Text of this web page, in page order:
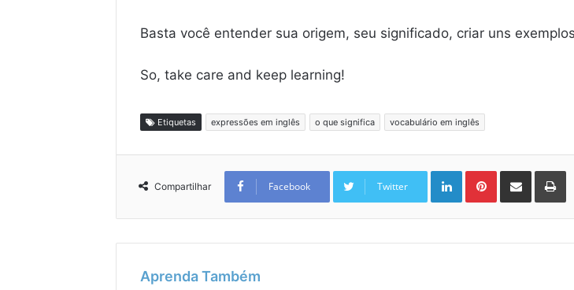
Basta você entender sua origem, seu significado, criar uns
So, take care and keep learning!
Etiquetas expressões em inglês o que significa vocabulário em inglês
Compartilhar Facebook Twitter
LinkedinPinterest
Compartilhar via e-mail
Aprenda Também